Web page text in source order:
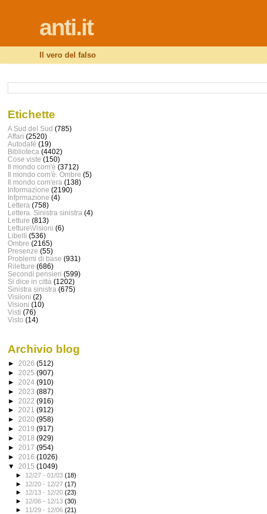
anti.it
Il vero del falso
Etichette
A Sud del Sud (785)
Affari (2520)
Autodafé (19)
Biblioteca (4402)
Cose viste (150)
Il mondo com'è (3712)
Il mondo com'è. Ombre (5)
Il mondo com'era (138)
Informazione (2190)
Infprmazione (4)
Lettera (758)
Lettera. Sinistra sinistra (4)
Letture (813)
Letture\Visioni (6)
Libelli (536)
Ombre (2165)
Presenze (55)
Problemi di base (931)
Riletture (686)
Secondi pensieri (599)
Si dice in città (1202)
Sinistra sinistra (675)
Visiioni (2)
Visioni (10)
Visti (76)
Visto (14)
Archivio blog
► 2026 (512)
► 2025 (907)
► 2024 (910)
► 2023 (887)
► 2022 (916)
► 2021 (912)
► 2020 (958)
► 2019 (917)
► 2018 (929)
► 2017 (954)
► 2016 (1026)
▼ 2015 (1049)
► 12/27 - 01/03(18)
► 12/20 - 12/27(17)
► 12/13 - 12/20(23)
► 12/06 - 12/13(30)
► 11/29 - 12/06(21)